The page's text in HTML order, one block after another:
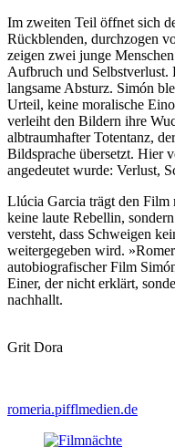
Im zweiten Teil öffnet sich
Rückblenden, durchzogen
zeigen zwei junge
Aufbruch und Selbstverlust.
langsame Absturz. Simón
Urteil, keine moralische
verleiht den Bildern ihre
albtraumhafter Totentanz,
Bildsprache übersetzt. Hier
angedeutet wurde: Verlust,
Llúcia Garcia trägt den Film
keine laute Rebellin,
versteht, dass Schweigen
weitergegeben wird.
autobiografischer Film
Einer, der nicht erklärt,
nachhallt.
Grit Dora
romeria.pifflmedien.de